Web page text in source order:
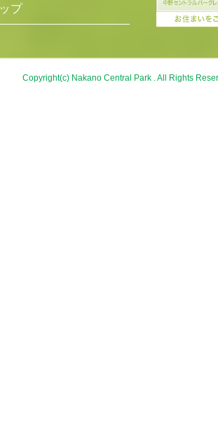
プ
Copyright(c) Nakano Central Park . All Rights